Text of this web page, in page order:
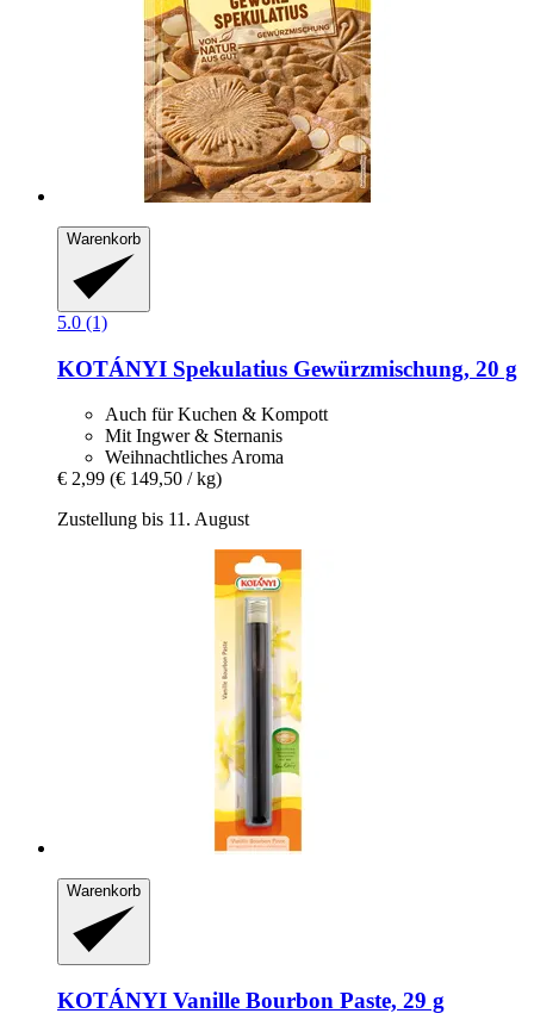
Warenkorb
5.0 (1)
KOTÁNYI Spekulatius Gewürzmischung, 20 g
Auch für Kuchen & Kompott
Mit Ingwer & Sternanis
Weihnachtliches Aroma
€ 2,99 (€ 149,50 / kg)
Zustellung bis 11. August
Warenkorb
KOTÁNYI Vanille Bourbon Paste, 29 g